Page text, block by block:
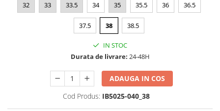
32 33 33.5 34 35 35.5 36 36.5
37.5 38 38.5
IN STOC
Durata de livrare: 24-48H
ADAUGA IN COS
Cod Produs: IB5025-040_38